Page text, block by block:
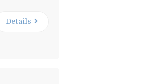
Details